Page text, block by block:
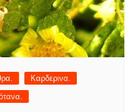
Καρδερινα.